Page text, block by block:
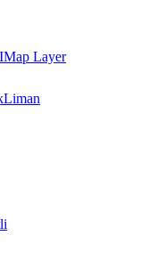
Map Layer
Liman